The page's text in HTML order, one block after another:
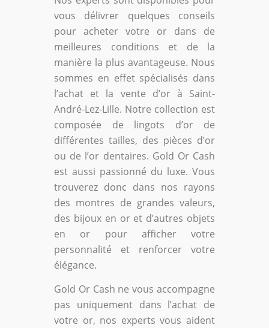
vous délivrer quelques conseils
pour acheter votre or dans de
meilleures conditions et de la
manière la plus avantageuse. Nous
sommes en effet spécialisés dans
l’achat et la vente d’or à Saint-
André-Lez-Lille. Notre collection est
composée de lingots d’or de
différentes tailles, des pièces d’or
ou de l’or dentaires. Gold Or Cash
est aussi passionné du luxe. Vous
trouverez donc dans nos rayons
des montres de grandes valeurs,
des bijoux en or et d’autres objets
en or pour afficher votre
personnalité et renforcer votre
élégance.
Gold Or Cash ne vous accompagne
pas uniquement dans l’achat de
votre or, nos experts vous aident